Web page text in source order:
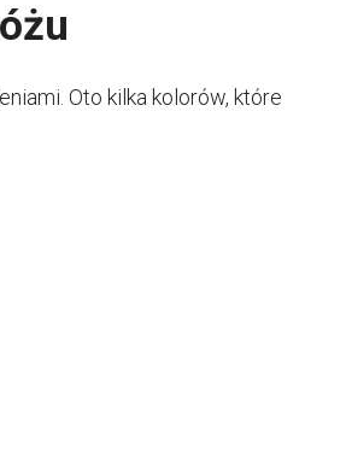
Oto kilka kolorów, które